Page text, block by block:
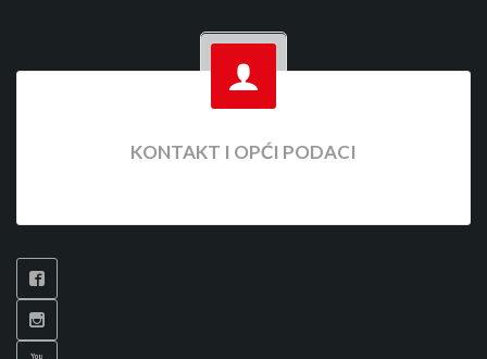
KONTAKT I OPĆI PODACI